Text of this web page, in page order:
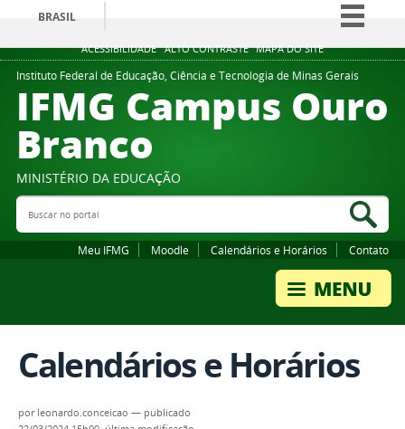
ACESSIBILIDADE ALTO CONTRASTE MAPA DO SITE
BRASIL
Simplifique!
Comunica BR
Participe
Instituto Federal de Educação, Ciência e Tecnologia de Minas Gerais
IFMG Campus Ouro
Branco
MINISTÉRIO DA EDUCAÇÃO
Buscar no portal
Meu IFMG Moodle Calendários e Horários Contato
Calendários e Horários
por leonardo.conceicao — publicado